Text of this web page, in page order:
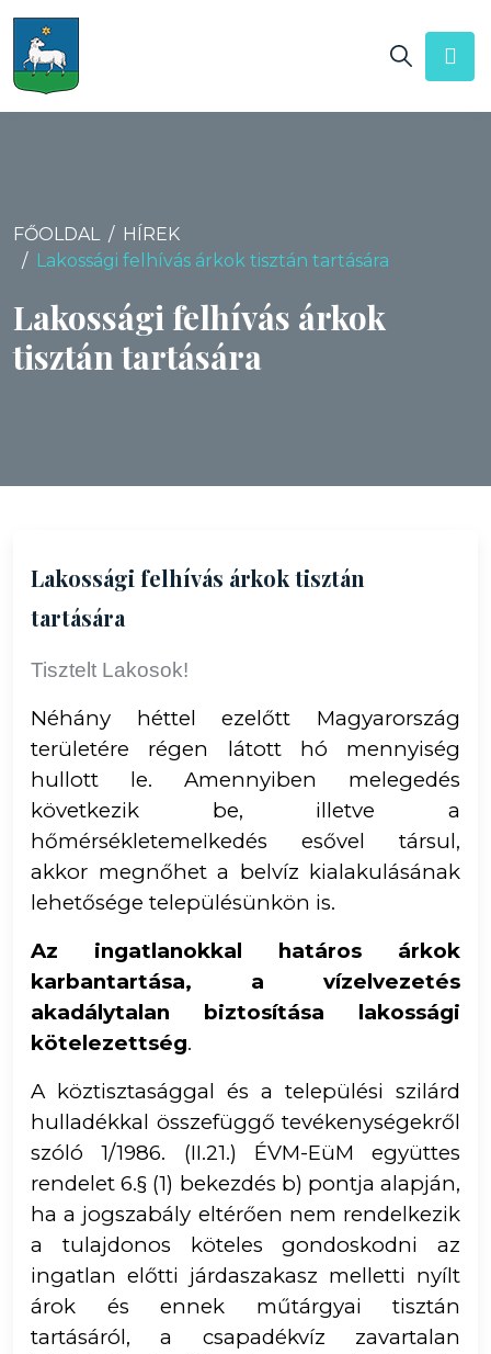
FŐOLDAL
HÍREK
Lakossági felhívás árkok tisztán tartására
Lakossági felhívás árkok
tisztán tartására
Lakossági felhívás árkok tisztán
tartására
Tisztelt Lakosok!
Néhány héttel ezelőtt Magyarország
területére régen látott hó mennyiség
hullott le. Amennyiben melegedés
következik be, illetve a
hőmérsékletemelkedés esővel társul,
akkor megnőhet a belvíz kialakulásának
lehetősége településünkön is.
Az ingatlanokkal határos árkok
karbantartása, a vízelvezetés
akadálytalan biztosítása lakossági
kötelezettség.
A köztisztasággal és a települési szilárd
hulladékkal összefüggő tevékenységekről
szóló 1/1986. (II.21.) ÉVM-EüM együttes
rendelet 6.§ (1) bekezdés b) pontja alapján,
ha a jogszabály eltérően nem rendelkezik
a tulajdonos köteles gondoskodni az
ingatlan előtti járdaszakasz melletti nyílt
árok és ennek műtárgyai tisztán
tartásáról, a csapadékvíz zavartalan